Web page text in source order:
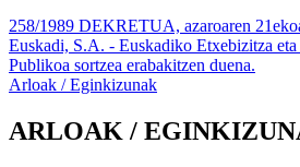
258/1989 DEKRETUA, azaroaren
Euskadi, S.A. - Euskadiko Etxebizitza
Publikoa sortzea erabakitzen duena.
Arloak / Eginkizunak
ARLOAK /